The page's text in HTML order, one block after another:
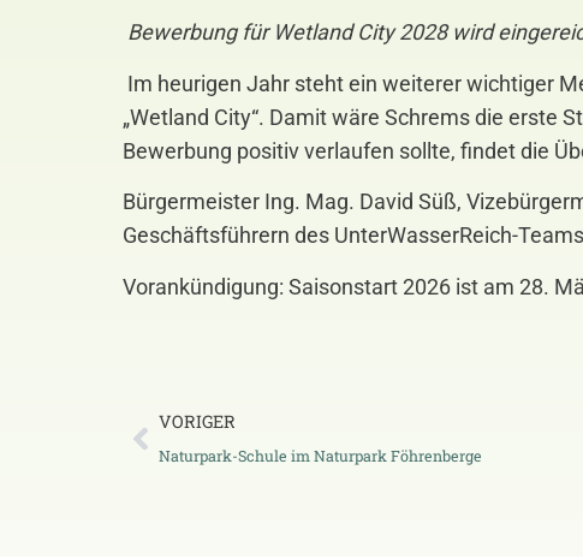
Bewerbung für Wetland City 2028 wird
Im heurigen Jahr steht ein weiterer wichtiger
„Wetland City“. Damit wäre Schrems die erste
Bewerbung positiv verlaufen sollte, findet die
Bürgermeister Ing. Mag. David Süß,
Geschäftsführern des UnterWasserReich-
Vorankündigung: Saisonstart 2026 ist am 28.
VORIGER
Naturpark-Schule im Naturpark Föhrenberge